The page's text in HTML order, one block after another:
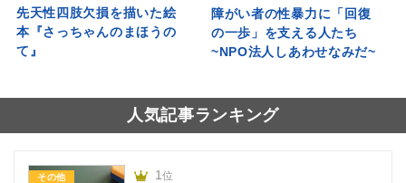
先天性四肢欠損を描いた絵
本『さっちゃんのまほうの
て』
障がい者の性暴力に「回復
の一歩」を支える人たち
~NPO法人しあわせなみだ~
人気記事ランキング
その他 1 位